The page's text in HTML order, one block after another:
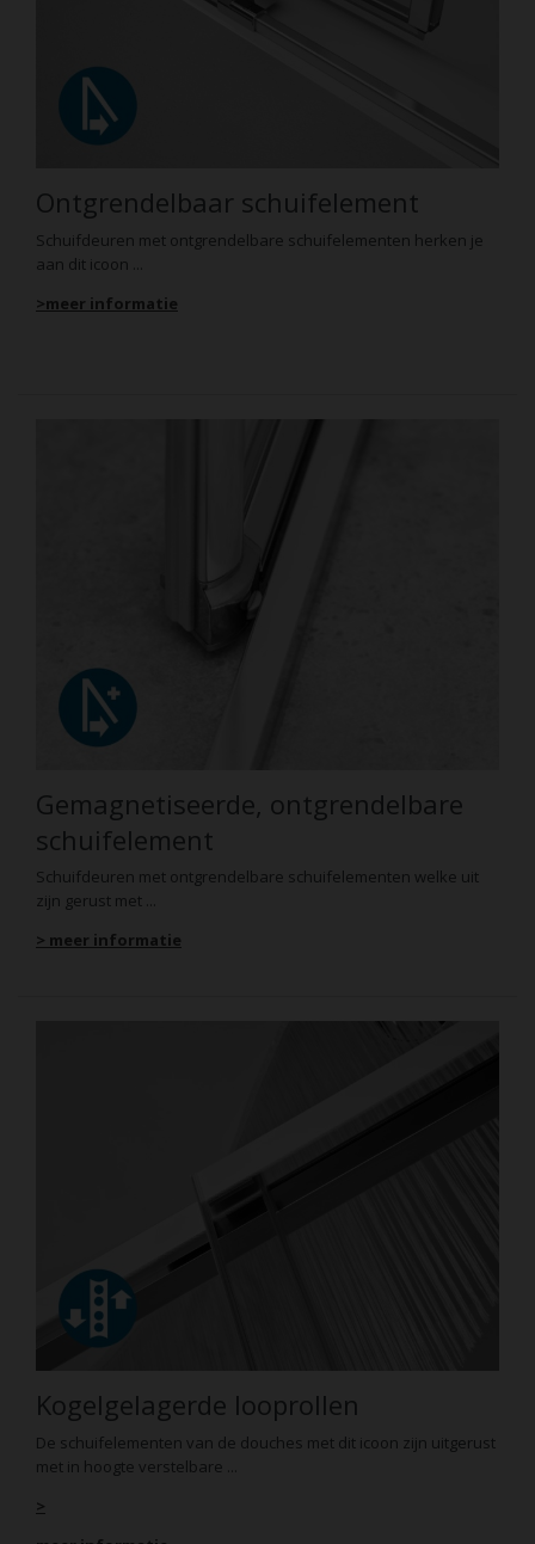
Ontgrendelbaar schuifelement
Schuifdeuren met ontgrendelbare schuifelementen herken je
aan dit icoon ...
>meer informatie
Gemagnetiseerde, ontgrendelbare
schuifelement
Schuifdeuren met ontgrendelbare schuifelementen welke uit
zijn gerust met ...
> meer informatie
Kogelgelagerde looprollen
De schuifelementen van de douches met dit icoon zijn uitgerust
met in hoogte verstelbare ...
>